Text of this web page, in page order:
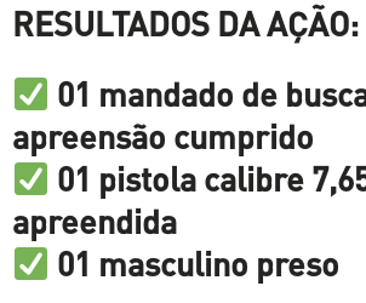
RESULTADOS DA AÇÃO:
01 mandado de
apreensão cumprido
01 pistola calibre
apreendida
01 masculino preso